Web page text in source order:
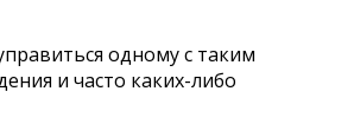
одному с таким
и часто каких-либо